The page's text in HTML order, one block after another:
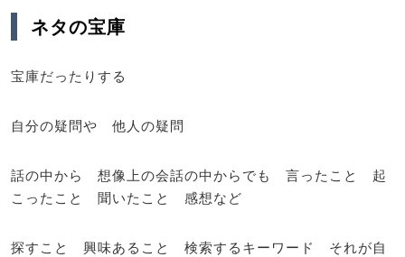
ネタの宝庫
宝庫だったりする
自分の疑問や 他人の疑問
話の中から 想像上の会話の中からでも 言ったこと 起
こったこと 聞いたこと 感想など
探すこと 興味あること 検索するキーワード それが自